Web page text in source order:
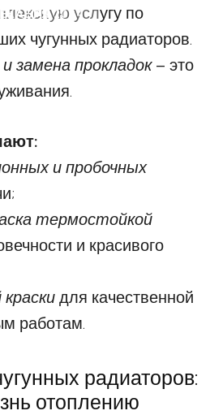
2024услугу по
чугунных радиаторов.
замена прокладок– это
и пробочных
термостойкой
и красивого
для качественной
работам.
радиаторов:
отоплению